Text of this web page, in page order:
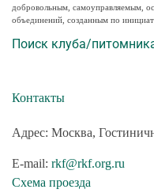
добровольным, самоуправляемым,
объединений, созданным по
Поиск клуба/
Контакты
Адрес: Москва,
E-mail: rkf@rkf.org.ru
Схема проезда